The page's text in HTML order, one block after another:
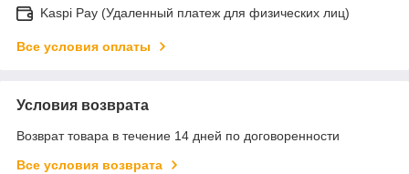
Kaspi Pay (Удаленный платеж для физических лиц)
Все условия оплаты
Условия возврата
Возврат товара в течение 14 дней по договоренности
Все условия возврата